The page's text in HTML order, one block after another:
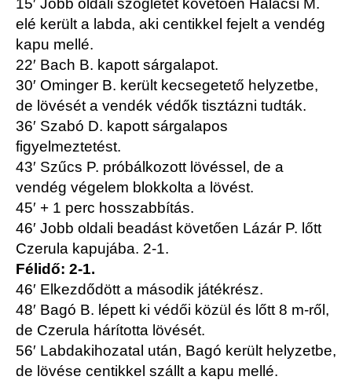
15′ Jobb oldali szögletet követően Halácsi M.
elé került a labda, aki centikkel fejelt a vendég
kapu mellé.
22′ Bach B. kapott sárgalapot.
30′ Ominger B. került kecsegetető helyzetbe,
de lövését a vendék védők tisztázni tudták.
36′ Szabó D. kapott sárgalapos
figyelmeztetést.
43′ Szűcs P. próbálkozott lövéssel, de a
vendég végelem blokkolta a lövést.
45′ + 1 perc hosszabbítás.
46′ Jobb oldali beadást követően Lázár P. lőtt
Czerula kapujába. 2-1.
Félidő: 2-1.
46′ Elkezdődött a második játékrész.
48′ Bagó B. lépett ki védői közül és lőtt 8 m-ről,
de Czerula hárította lövését.
56′ Labdakihozatal után, Bagó került helyzetbe,
de lövése centikkel szállt a kapu mellé.